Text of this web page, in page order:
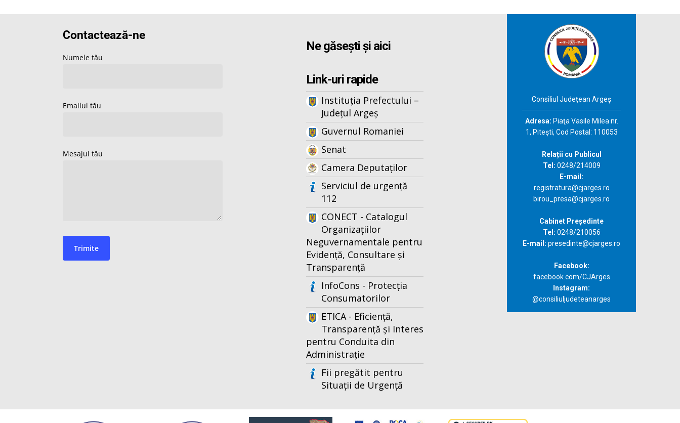
Ne găsești și aici
Link-uri rapide
Instituția Prefectului –
Județul Argeș
Guvernul Romaniei
Senat
Camera Deputaților
Serviciul de urgență
112
CONECT - Catalogul
Organizațiilor
Neguvernamentale pentru
Evidență, Consultare și
Transparență
InfoCons - Protecția
Consumatorilor
ETICA - Eficiență,
Transparență și Interes
pentru Conduita din
Administrație
Fii pregătit pentru
Situații de Urgență
Consiliul Județean Argeș
Adresa: Piaţa Vasile Milea nr.
1, Piteşti, Cod Postal: 110053
Relații cu Publicul
Tel: 0248/214009
E-mail:
registratura@cjarges.ro
birou_presa@cjarges.ro
Cabinet Președinte
Tel: 0248/210056
E-mail: presedinte@cjarges.ro
Facebook:
facebook.com/CJArges
Instagram:
@consiliuljudeteanarges